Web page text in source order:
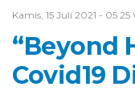
Kamis, 15 Juli 2021 - 05:25
“Beyond
Covid19